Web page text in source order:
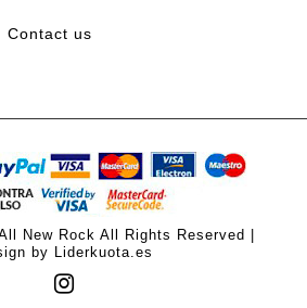
Contact us
New Rock All Rights Reserved |
by Liderkuota.es